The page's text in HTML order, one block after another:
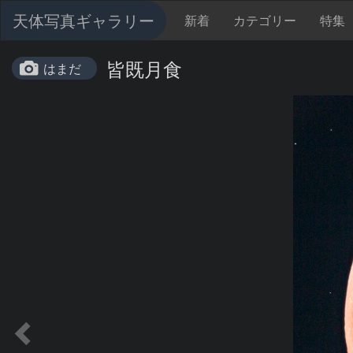
天体写真ギャラリー 新着 カテゴリー 特集
はまだ 皆既月食